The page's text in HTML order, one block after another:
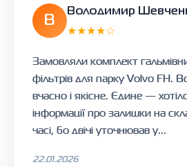
В
Володимир
★★★★☆
Замовляли комплект
фільтрів для парку Volvo FH.
вчасно і якісне. Єдине —
інформації про залишки на
часі, бо двічі уточнював у...
22.01.2026